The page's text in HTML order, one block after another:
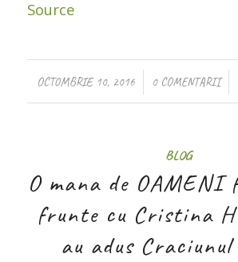
Source
OCTOMBRIE 10, 2016
/ 0 COMENTARII
/
BLOG
O mana de OAMENI
frunte cu Cristina
au adus